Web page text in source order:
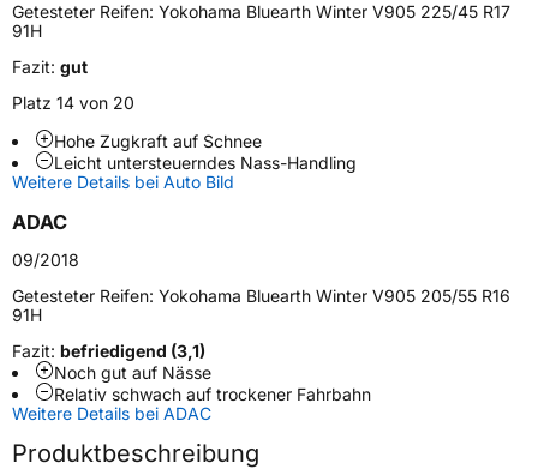
VerwendungWinterreifen
Modellname
FahrzeugartPKW & SUV
Weitere Eigenschaften
Schlauchtyp
Zustand
M+S
EU Label
EffizienzC
Getesteter Reifen: Yokohama Bluearth Winter V905 225/45 R17
91H
Fazit: gut
Platz 14 von 20
Hohe Zugkraft auf Schnee
Leicht untersteuerndes Nass-Handling
Weitere Details bei Auto Bild
ADAC
09/2018
Getesteter Reifen: Yokohama Bluearth Winter V905 205/55 R16
91H
Fazit: befriedigend (3,1)
Noch gut auf Nässe
Relativ schwach auf trockener Fahrbahn
Weitere Details bei ADAC
Produktbeschreibung